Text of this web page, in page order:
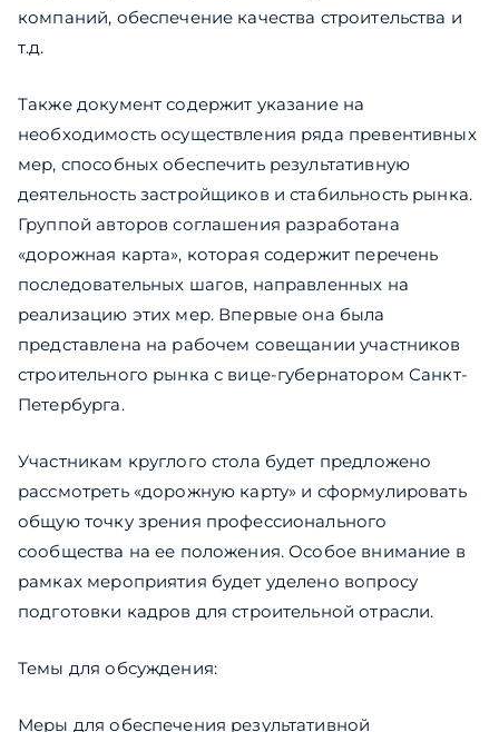
компаний, обеспечение качества строительства и
т.д.
Также документ содержит указание на
необходимость осуществления ряда превентивных
мер, способных обеспечить результативную
деятельность застройщиков и стабильность рынка.
Группой авторов соглашения разработана
«дорожная карта», которая содержит перечень
последовательных шагов, направленных на
реализацию этих мер. Впервые она была
представлена на рабочем совещании участников
строительного рынка с вице-губернатором Санкт-
Петербурга.
Участникам круглого стола будет предложено
рассмотреть «дорожную карту» и сформулировать
общую точку зрения профессионального
сообщества на ее положения. Особое внимание в
рамках мероприятия будет уделено вопросу
подготовки кадров для строительной отрасли.
Темы для обсуждения:
Меры для обеспечения результативной